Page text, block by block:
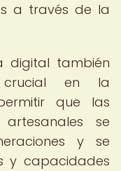
a través de la
digital también
en la
que las
se
y se
y capacidades